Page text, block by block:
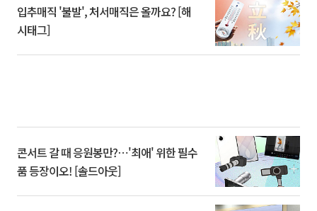
입추매직 '불발', 처서매직은 올까요? [해
시태그]
콘서트 갈 때 응원봉만?⋯'최애' 위한 필수
품 등장이오! [솔드아웃]